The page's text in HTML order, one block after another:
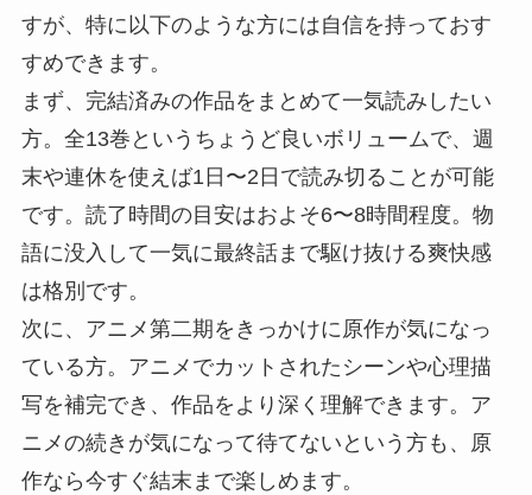
すが、特に以下のような方には自信を持っておす
すめできます。
まず、完結済みの作品をまとめて一気読みしたい
方。全13巻というちょうど良いボリュームで、週
末や連休を使えば1日〜2日で読み切ることが可能
です。読了時間の目安はおよそ6〜8時間程度。物
語に没入して一気に最終話まで駆け抜ける爽快感
は格別です。
次に、アニメ第二期をきっかけに原作が気になっ
ている方。アニメでカットされたシーンや心理描
写を補完でき、作品をより深く理解できます。ア
ニメの続きが気になって待てないという方も、原
作なら今すぐ結末まで楽しめます。